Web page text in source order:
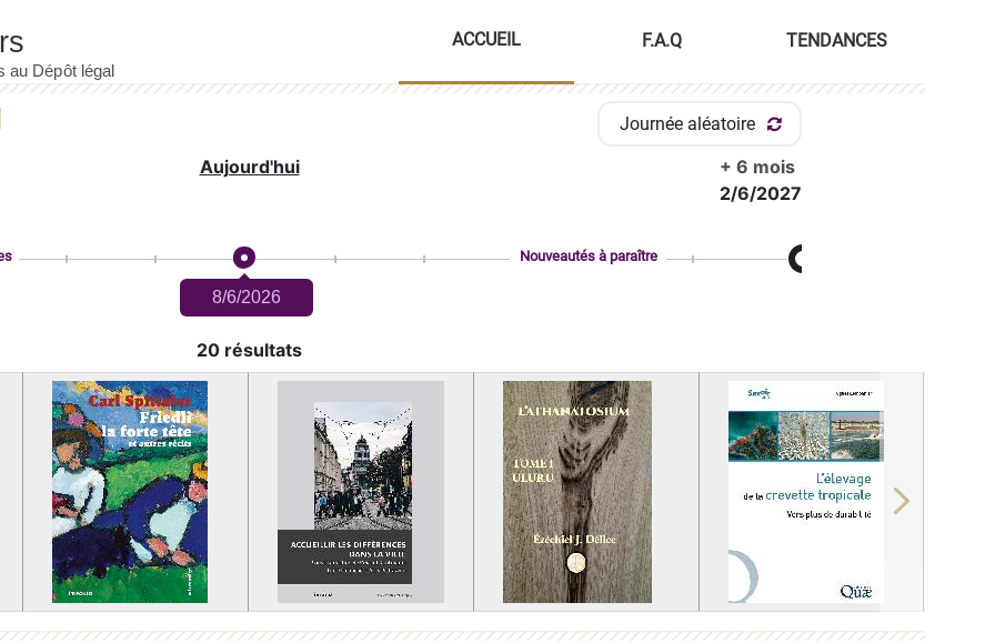
ACCUEIL F.A.Q TENDANCES
Journée aléatoire
Aujourd'hui
+ 6 mois
2/6/2027
8/6/2026
Nouveautés à paraître
20 résultats
Next